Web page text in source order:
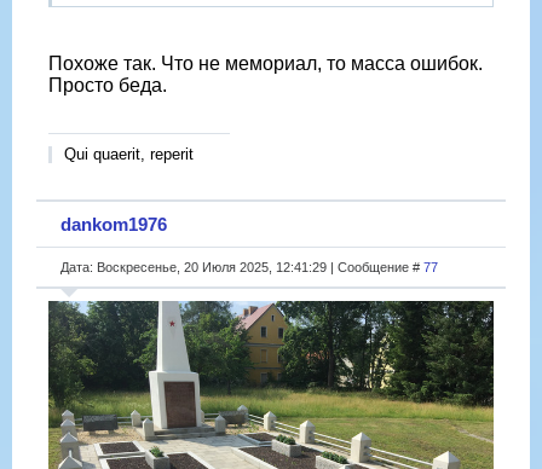
Похоже так. Что не мемориал, то масса ошибок.
Просто беда.
Qui quaerit, reperit
dankom1976
Дата: Воскресенье, 20 Июля 2025, 12:41:29 | Сообщение # 77